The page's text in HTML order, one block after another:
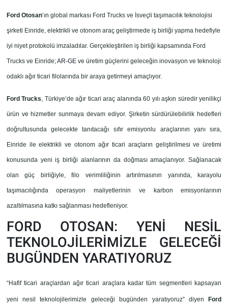
Ford Otosan’ın global markası Ford Trucks ve İsveçli taşımacılık teknolojisi
şirketi Einride, elektrikli ve otonom araç geliştirmede iş birliği yapma hedefiyle
iyi niyet protokolü imzaladılar. Gerçekleştirilen iş birliği kapsamında Ford
Trucks ve Einride;AR-GEve üretim güçlerini geleceğin inovasyon ve teknoloji
odaklı ağır ticari filolarında bir araya getirmeyi amaçlıyor.
Ford Trucks , Türkiye’de ağır ticari araç alanında 60 yılı aşkın süredir yenilikçi
ürün ve hizmetler sunmaya devam ediyor. Şirketin sürdürülebilirlik hedefleri
doğrultusunda gelecekte tanıtacağı sıfır emisyonlu araçlarının yanı sıra,
Einride ile elektrikli ve otonom ağır ticari araçların geliştirilmesi ve üretimi
konusunda yeni iş birliği alanlarının da doğması amaçlanıyor. Sağlanacak
olan güç birliğiyle, filo verimliliğinin artırılmasının yanında, karayolu
taşımacılığında operasyon maliyetlerinin ve karbon emisyonlarının
azaltılmasına katkı sağlanması hedefleniyor.
FORD OTOSAN: YENİ NESİL
TEKNOLOJİLERİMİZLE GELECEĞİ
BUGÜNDEN YARATIYORUZ
“Hafif ticari araçlardan ağır ticari araçlara kadar tüm segmentleri kapsayan
yeni nesil teknolojilerimizle geleceği bugünden yaratıyoruz” diyen Ford